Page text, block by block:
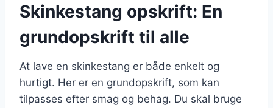
Skinkestang opskrift: En
grundopskrift til alle
At lave en skinkestang er både enkelt og
hurtigt. Her er en grundopskrift, som kan
tilpasses efter smag og behag. Du skal bruge